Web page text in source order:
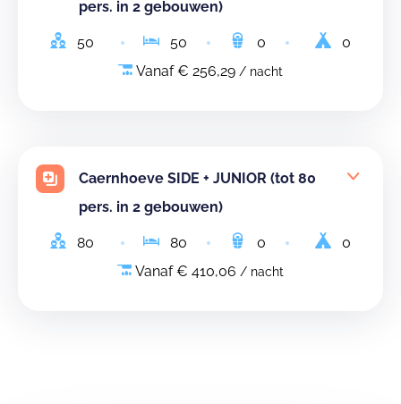
pers. in 2 gebouwen)
50 50 0
0
Vanaf € 256,29 / nacht
Caernhoeve SIDE + JUNIOR (tot 80
pers. in 2 gebouwen)
80 80 0
0
Vanaf € 410,06 / nacht